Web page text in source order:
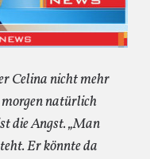
Celina nicht mehr
morgen natürlich
die Angst. „Man
Er könnte da